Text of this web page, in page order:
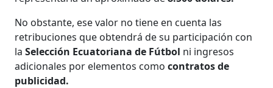
No obstante, ese valor no tiene en cuenta las
retribuciones que obtendrá de su participación con
la Selección Ecuatoriana de Fútbol ni ingresos
adicionales por elementos como contratos de
publicidad.